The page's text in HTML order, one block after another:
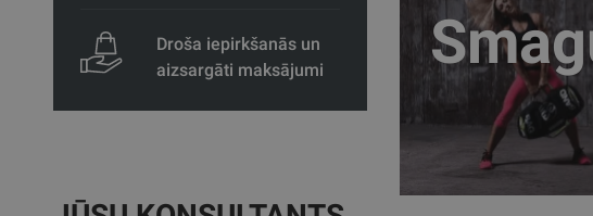
Droša iepirkšanās un
aizsargāti maksājumi